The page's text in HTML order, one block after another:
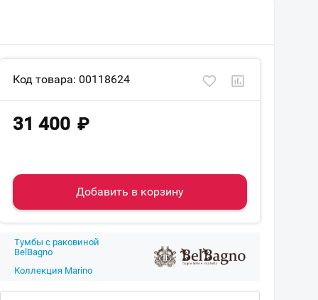
Код товара: 00118624
31 400 ₽
Добавить в корзину
Тумбы с раковиной
BelBagno
Коллекция Marino